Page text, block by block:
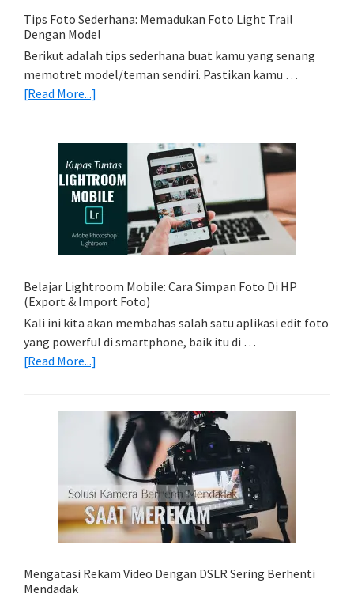
Tips Foto Sederhana: Memadukan Foto Light Trail
Dengan Model
Berikut adalah tips sederhana buat kamu yang senang
memotret model/teman sendiri. Pastikan kamu …
[Read More...]
Sederhana:
Memadukan
Foto
Light
Trail
Dengan
Belajar Lightroom Mobile: Cara Simpan Foto Di HP
(Export & Import Foto)
Kali ini kita akan membahas salah satu aplikasi edit foto
yang powerful di smartphone, baik itu di …
[Read More...]
Mobile:
Cara
Simpan
Foto
Di
HP
(Export
Import
Mengatasi Rekam Video Dengan DSLR Sering Berhenti
Mendadak